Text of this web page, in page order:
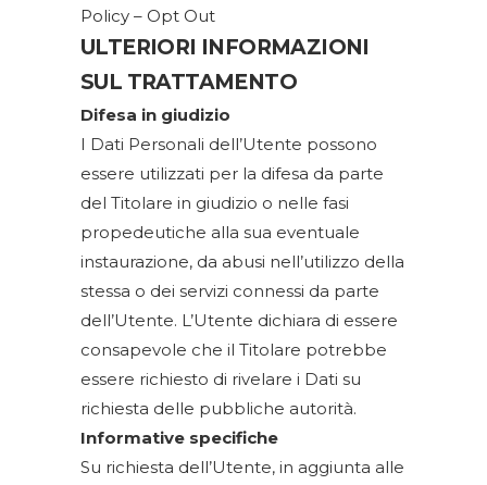
Policy – Opt Out
ULTERIORI INFORMAZIONI
SUL TRATTAMENTO
Difesa in giudizio
I Dati Personali dell’Utente possono
essere utilizzati per la difesa da parte
del Titolare in giudizio o nelle fasi
propedeutiche alla sua eventuale
instaurazione, da abusi nell’utilizzo della
stessa o dei servizi connessi da parte
dell’Utente. L’Utente dichiara di essere
consapevole che il Titolare potrebbe
essere richiesto di rivelare i Dati su
richiesta delle pubbliche autorità.
Informative specifiche
Su richiesta dell’Utente, in aggiunta alle